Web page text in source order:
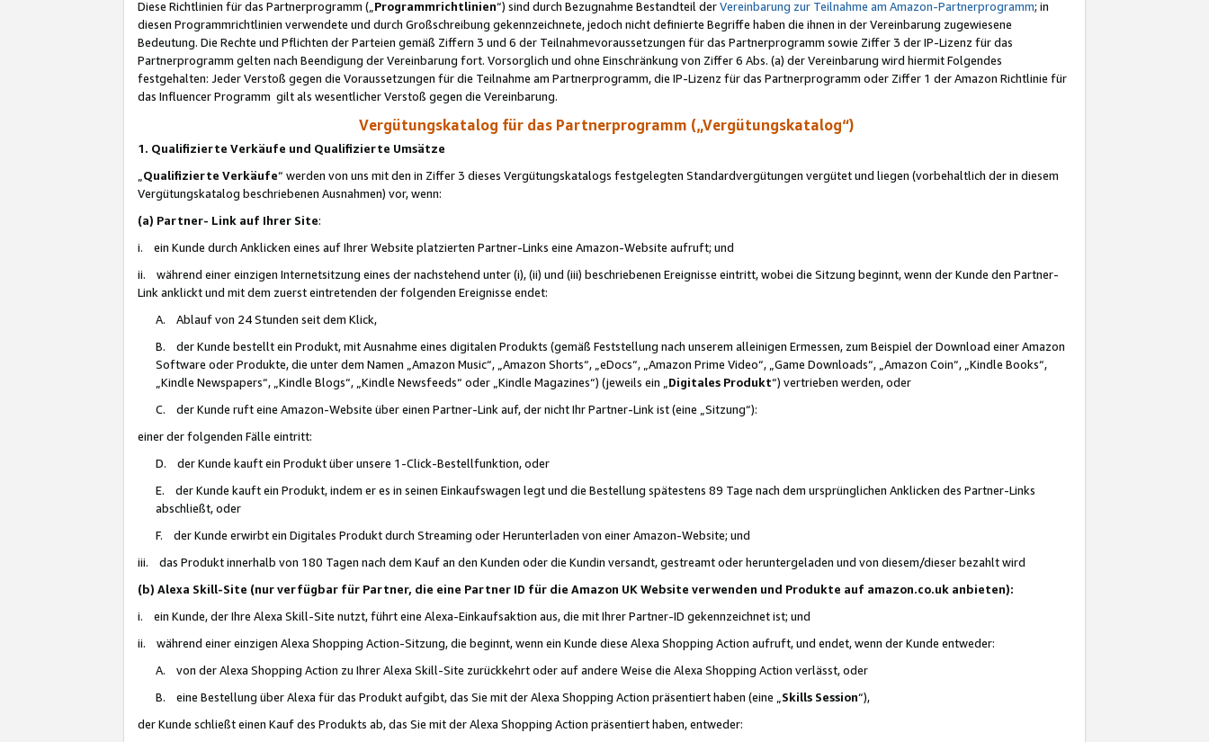
Diese Richtlinien für das Partnerprogramm („Programmrichtlinien“) sind durch Bezugnahme Bestandteil derVereinbarung zur Teilnahme am Amazon-Partnerprogramm; in
diesen Programmrichtlinien verwendete und durch Großschreibung gekennzeichnete, jedoch nicht definierte Begriffe haben die ihnen in der Vereinbarung zugewiesene
Bedeutung. Die Rechte und Pflichten der Parteien gemäß Ziffern 3 und 6 der Teilnahmevoraussetzungen für das Partnerprogramm sowie Ziffer 3 der IP-Lizenz für das
Partnerprogramm gelten nach Beendigung der Vereinbarung fort. Vorsorglich und ohne Einschränkung von Ziffer 6 Abs. (a) der Vereinbarung wird hiermit Folgendes
festgehalten: Jeder Verstoß gegen die Voraussetzungen für die Teilnahme am Partnerprogramm, die IP-Lizenz für das Partnerprogramm oder Ziffer 1 der Amazon Richtlinie für
das Influencer Programm gilt als wesentlicher Verstoß gegen die Vereinbarung.
Vergütungskatalog für das Partnerprogramm („Vergütungskatalog“)
1. Qualifizierte Verkäufe und Qualifizierte Umsätze
Qualifizierte Verkäufe“ werden von uns mit den in Ziffer 3 dieses Vergütungskatalogs festgelegten Standardvergütungen vergütet und liegen (vorbehaltlich der in diesem
Vergütungskatalog beschriebenen Ausnahmen) vor, wenn:
(a) Partner- Link auf Ihrer Site:
i. ein Kunde durch Anklicken eines auf Ihrer Website platzierten Partner-Links eine Amazon-Website aufruft; und
ii. während einer einzigen Internetsitzung eines der nachstehend unter (i), (ii) und (iii) beschriebenen Ereignisse eintritt, wobei die Sitzung beginnt, wenn der Kunde den Partner-
Link anklickt und mit dem zuerst eintretenden der folgenden Ereignisse endet:
A. Ablauf von 24 Stunden seit dem Klick,
B. der Kunde bestellt ein Produkt, mit Ausnahme eines digitalen Produkts (gemäß Feststellung nach unserem alleinigen Ermessen, zum Beispiel der Download einer Amazon
Software oder Produkte, die unter dem Namen „Amazon Music“, „Amazon Shorts“, „eDocs“, „Amazon Prime Video“, „Game Downloads“, „Amazon Coin“, „Kindle Books“,
„Kindle Newspapers“, „Kindle Blogs“, „Kindle Newsfeeds“ oder „Kindle Magazines“) (jeweils ein „ Digitales Produkt“) vertrieben werden, oder
C. der Kunde ruft eine Amazon-Website über einen Partner-Link auf, der nicht Ihr Partner-Link ist (eine „Sitzung“):
einer der folgenden Fälle eintritt:
D. der Kunde kauft ein Produkt über unsere 1-Click-Bestellfunktion, oder
E. der Kunde kauft ein Produkt, indem er es in seinen Einkaufswagen legt und die Bestellung spätestens 89 Tage nach dem ursprünglichen Anklicken des Partner-Links
abschließt, oder
F. der Kunde erwirbt ein Digitales Produkt durch Streaming oder Herunterladen von einer Amazon-Website; und
iii. das Produkt innerhalb von 180 Tagen nach dem Kauf an den Kunden oder die Kundin versandt, gestreamt oder heruntergeladen und von diesem/dieser bezahlt wird
(b) Alexa Skill-Site (nur verfügbar für Partner, die eine Partner ID für die Amazon UK Website verwenden und Produkte auf amazon.co.uk anbieten):
i. ein Kunde, der Ihre Alexa Skill-Site nutzt, führt eine Alexa-Einkaufsaktion aus, die mit Ihrer Partner-ID gekennzeichnet ist; und
ii. während einer einzigen Alexa Shopping Action-Sitzung, die beginnt, wenn ein Kunde diese Alexa Shopping Action aufruft, und endet, wenn der Kunde entweder:
A. von der Alexa Shopping Action zu Ihrer Alexa Skill-Site zurückkehrt oder auf andere Weise die Alexa Shopping Action verlässt, oder
B. eine Bestellung über Alexa für das Produkt aufgibt, das Sie mit der Alexa Shopping Action präsentiert haben (eine „ Skills Session“),
der Kunde schließt einen Kauf des Produkts ab, das Sie mit der Alexa Shopping Action präsentiert haben, entweder: